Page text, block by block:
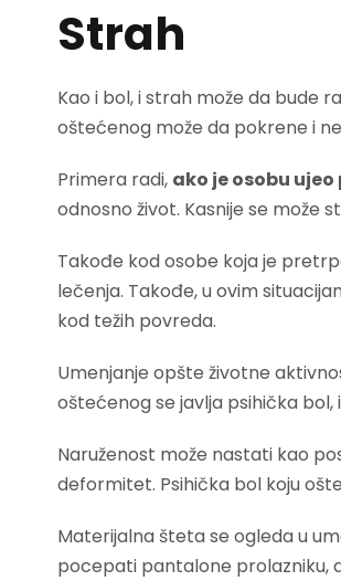
Strah
Kao i bol, i strah može da bude
oštećenog može da pokrene i
Primera radi, ako je osobu
odnosno život. Kasnije se može
Takođe kod osobe koja je
lečenja. Takođe, u ovim
kod težih povreda.
Umenjanje opšte životne
oštećenog se javlja psihička
Naruženost može nastati kao
deformitet. Psihička bol koju
Materijalna šteta se ogleda u
pocepati pantalone prolazniku,